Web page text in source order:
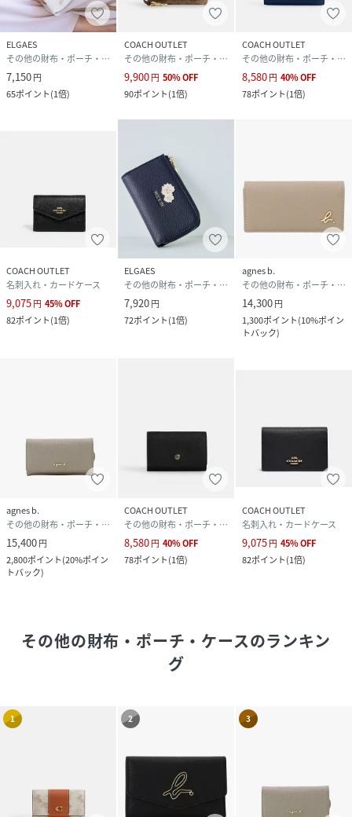
ELGAES
その他の財布・ポーチ・ケース
7,150円
65ポイント(1倍)
COACH OUTLET
その他の財布・ポーチ・ケース
9,900円 50%OFF
90ポイント(1倍)
COACH OUTLET
その他の財布・ポーチ・ケース
8,580円 40%OFF
78ポイント(1倍)
COACH OUTLET
名刺入れ・カードケース
9,075円 45%OFF
82ポイント(1倍)
ELGAES
その他の財布・ポーチ・ケース
7,920円
72ポイント(1倍)
agnes b.
その他の財布・ポーチ・ケース
14,300円
1,300ポイント(10%ポイン
トバック)
agnes b.
その他の財布・ポーチ・ケース
15,400円
2,800ポイント(20%ポイン
トバック)
COACH OUTLET
その他の財布・ポーチ・ケース
8,580円 40%OFF
78ポイント(1倍)
COACH OUTLET
名刺入れ・カードケース
9,075円 45%OFF
82ポイント(1倍)
その他の財布・ポーチ・ケースのランキン
グ
1 2 3